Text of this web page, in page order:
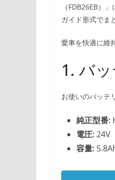
（FDB26EB）
ガイド形式でま
愛車を快適に維
1. バ
お使いのバッテ
純正型番:
電圧:24V
容量: